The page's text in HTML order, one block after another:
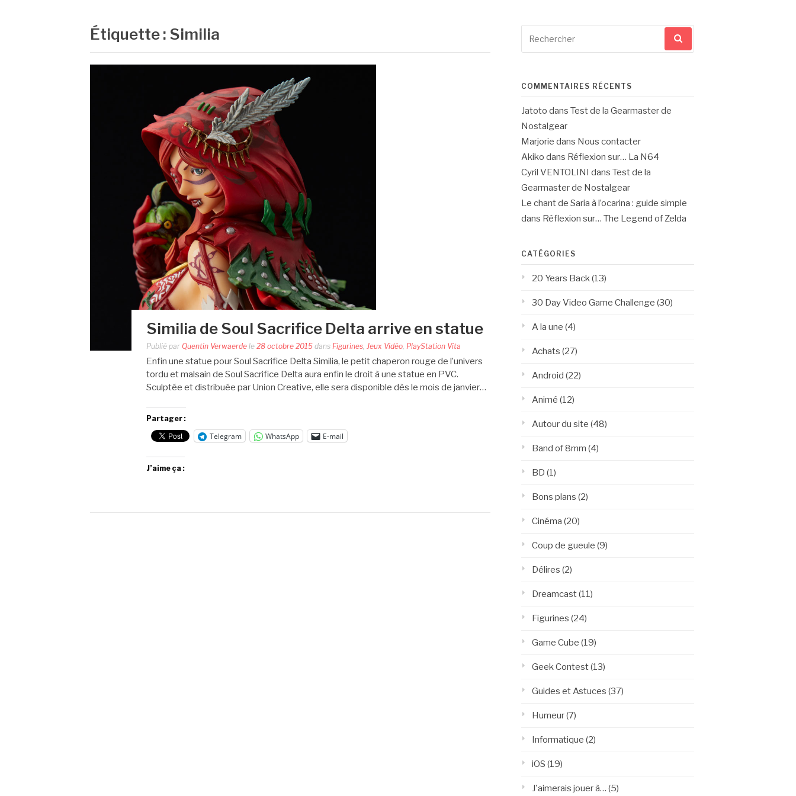
Étiquette : Similia
Similia de Soul Sacrifice Delta arrive en statue
Publié par Quentin Verwaerde le 28 octobre 2015 dans Figurines Jeux Vidéo PlayStation Vita
Enfin une statue pour Soul Sacrifice Delta Similia, le petit chaperon rouge de l’univers
tordu et malsain de Soul Sacrifice Delta aura enfin le droit à une statue en PVC.
Sculptée et distribuée par Union Creative, elle sera disponible dès le mois de janvier…
Partager :
Telegram WhatsApp E-mail
J’aime ça :
pour
COMMENTAIRES RÉCENTS
Jatoto dans Test de la Gearmaster de
Nostalgear
Marjorie dans Nous contacter
Akiko dans Réflexion sur… La N64
Cyril VENTOLINI dans Test de la
Gearmaster de Nostalgear
Le chant de Saria à l’ocarina : guide simple
dans Réflexion sur… The Legend of Zelda
CATÉGORIES
20 Years Back (13)
30 Day Video Game Challenge (30)
A la une (4)
Achats (27)
Android (22)
Animé (12)
Autour du site (48)
Band of 8mm (4)
BD (1)
Bons plans (2)
Cinéma (20)
Coup de gueule (9)
Délires (2)
Dreamcast(11)
Figurines (24)
Game Cube (19)
Geek Contest(13)
Guides et Astuces (37)
Humeur(7)
Informatique (2)
iOS (19)
J'aimerais jouer à… (5)